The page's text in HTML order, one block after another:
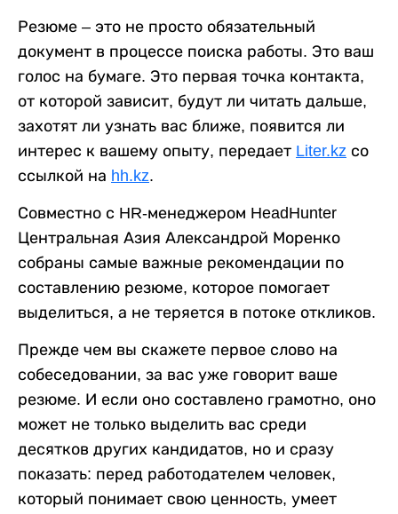
Резюме – это не просто обязательный
документ в процессе поиска работы. Это ваш
голос на бумаге. Это первая точка контакта,
от которой зависит, будут ли читать дальше,
захотят ли узнать вас ближе, появится ли
интерес к вашему опыту, передает Liter.kz со
ссылкой на hh.kz.
Совместно с HR-менеджером HeadHunter
Центральная Азия Александрой Моренко
собраны самые важные рекомендации по
составлению резюме, которое помогает
выделиться, а не теряется в потоке откликов.
Прежде чем вы скажете первое слово на
собеседовании, за вас уже говорит ваше
резюме. И если оно составлено грамотно, оно
может не только выделить вас среди
десятков других кандидатов, но и сразу
показать: перед работодателем человек,
который понимает свою ценность, умеет